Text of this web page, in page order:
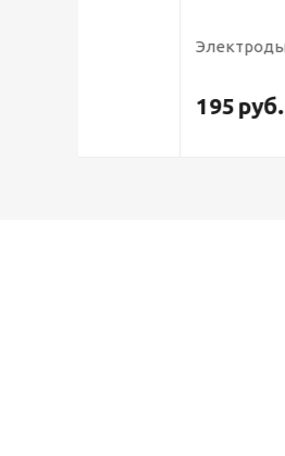
Электроды УОНИ-13/55